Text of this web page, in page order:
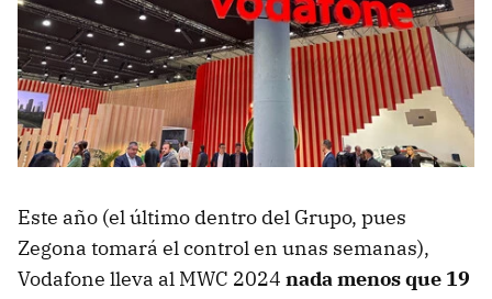
Este año (el último dentro del Grupo, pues
Zegona tomará el control en unas semanas),
Vodafone lleva al MWC 2024 nada menos que 19